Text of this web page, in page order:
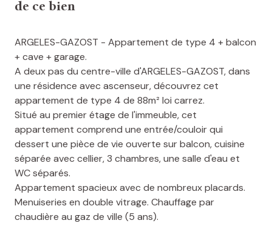
de ce bien
ARGELES-GAZOST - Appartement de type 4 + balcon
+ cave + garage.
A deux pas du centre-ville d'ARGELES-GAZOST, dans
une résidence avec ascenseur, découvrez cet
appartement de type 4 de 88m² loi carrez.
Situé au premier étage de l'immeuble, cet
appartement comprend une entrée/couloir qui
dessert une pièce de vie ouverte sur balcon, cuisine
séparée avec cellier, 3 chambres, une salle d'eau et
WC séparés.
Appartement spacieux avec de nombreux placards.
Menuiseries en double vitrage. Chauffage par
chaudière au gaz de ville (5 ans).